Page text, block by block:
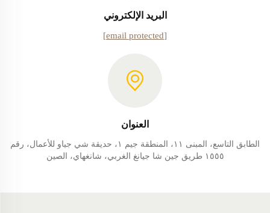
البريد الإلكتروني
[email protected]
العنوان
الطابق التاسع، المبنى ١١، المنطقة جيم ١، حديقة شي جياو للأعمال، رقم
١٥٥٥ طريق جين شا جيانغ الغربي، شانغهاي، الصين